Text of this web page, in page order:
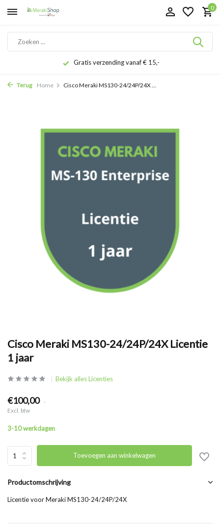
0
Gratis verzending vanaf € 15,-
Terug Home Cisco Meraki MS130-24/24P/24X ...
Cisco Meraki MS130-24/24P/24X Licentie
1 jaar
Bekijk alles Licenties
€100,00 .
Excl. btw
3-10 werkdagen
Toevoegen aan winkelwagen
Productomschrijving
Licentie voor Meraki MS130-24/24P/24X